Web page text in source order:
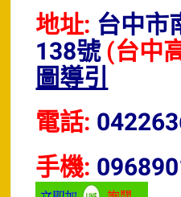
地址: 台中市
138號(台中
圖導引
電話:
手機: